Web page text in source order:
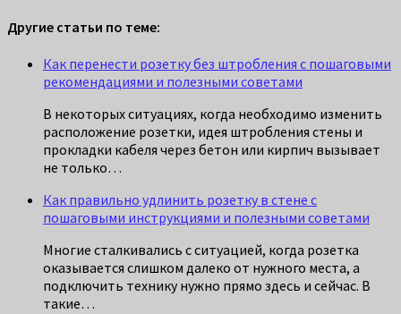
Другие статьи по теме:
Как перенести розетку без штробления с пошаговыми
рекомендациями и полезными советами
В некоторых ситуациях, когда необходимо изменить
расположение розетки, идея штробления стены и
прокладки кабеля через бетон или кирпич вызывает
не только…
Как правильно удлинить розетку в стене с
пошаговыми инструкциями и полезными советами
Многие сталкивались с ситуацией, когда розетка
оказывается слишком далеко от нужного места, а
подключить технику нужно прямо здесь и сейчас. В
такие…